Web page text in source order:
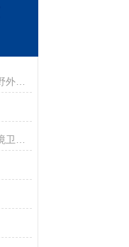
标本制作工具箱解决了工作人员野外标本制作燃眉之急